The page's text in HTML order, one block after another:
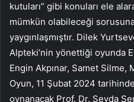
kutuları” gibi konuları ele
mümkün olabileceği
yaygınlaşmıştır. Dilek
Alpteki’nin yönettiği oyunda
Engin Akpınar, Samet Silme,
Oyun, 11 Şubat 2024
oynanacak Prof. Dr. Sevda